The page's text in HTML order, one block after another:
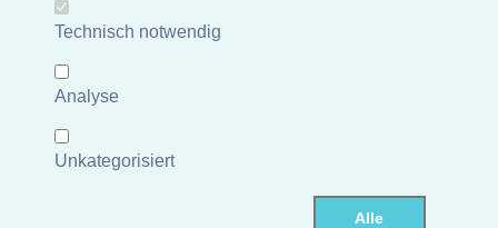
UVP 137,92 €
Lagerbestand Deutschland: 5 Stück
Technisch notwendig
Analyse
Unkategorisiert
Alle